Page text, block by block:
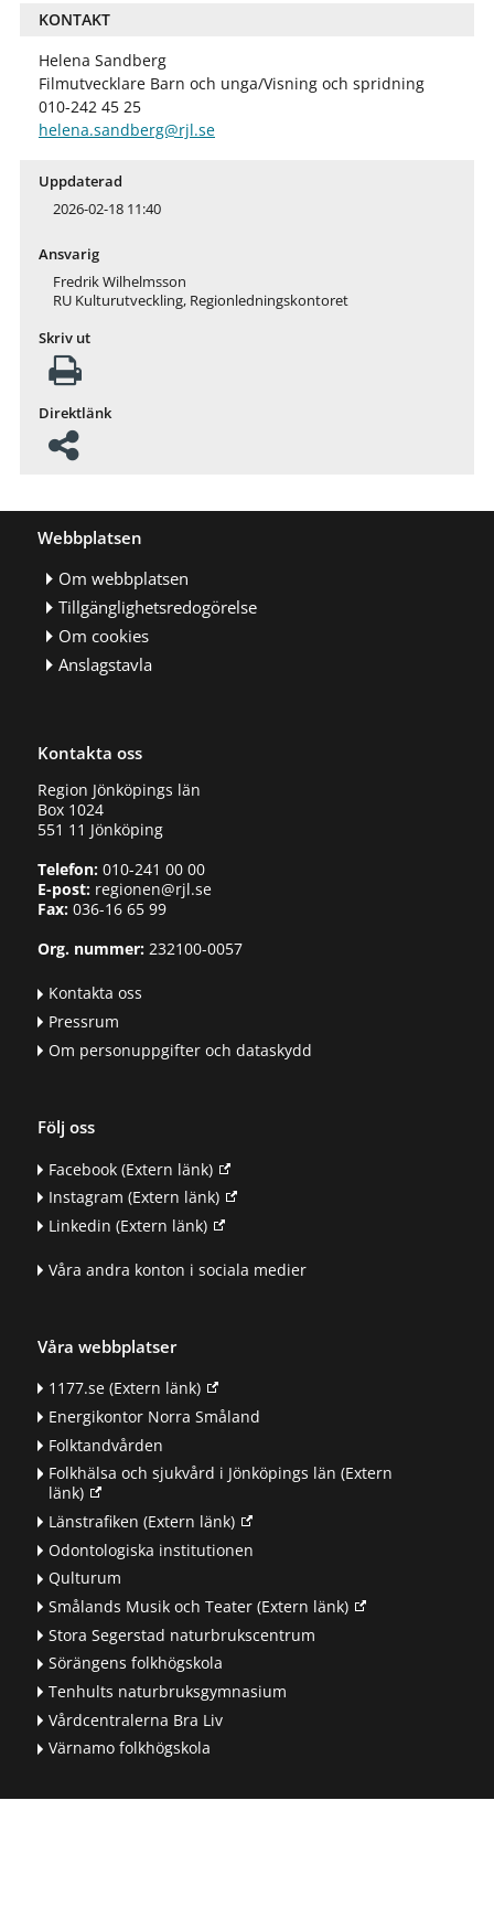
KONTAKT
Helena Sandberg
Filmutvecklare Barn och unga/Visning och spridning
010-242 45 25
helena.sandberg@rjl.se
Uppdaterad
2026-02-18 11:40
Ansvarig
Fredrik Wilhelmsson
RU Kulturutveckling, Regionledningskontoret
Skriv ut
Direktlänk
Webbplatsen
Om webbplatsen
Tillgänglighetsredogörelse
Om cookies
Anslagstavla
Kontakta oss
Region Jönköpings län
Box 1024
551 11 Jönköping
Telefon:010-241 00 00
E-post:regionen@rjl.se
Fax: 036-16 65 99
Org. nummer:232100-0057
Kontakta oss
Pressrum
Om personuppgifter och dataskydd
Följ oss
Facebook(Extern länk)
Instagram (Extern länk)
Linkedin (Extern länk)
Våra andra konton i sociala medier
Våra webbplatser
1177.se(Extern länk)
Energikontor Norra Småland
Folktandvården
Folkhälsa och sjukvård i Jönköpings län (Extern
länk)
Länstrafiken (Extern länk)
Odontologiska institutionen
Qulturum
Smålands Musik och Teater(Extern länk)
Stora Segerstad naturbrukscentrum
Sörängens folkhögskola
Tenhults naturbruksgymnasium
Vårdcentralerna Bra Liv
Värnamo folkhögskola